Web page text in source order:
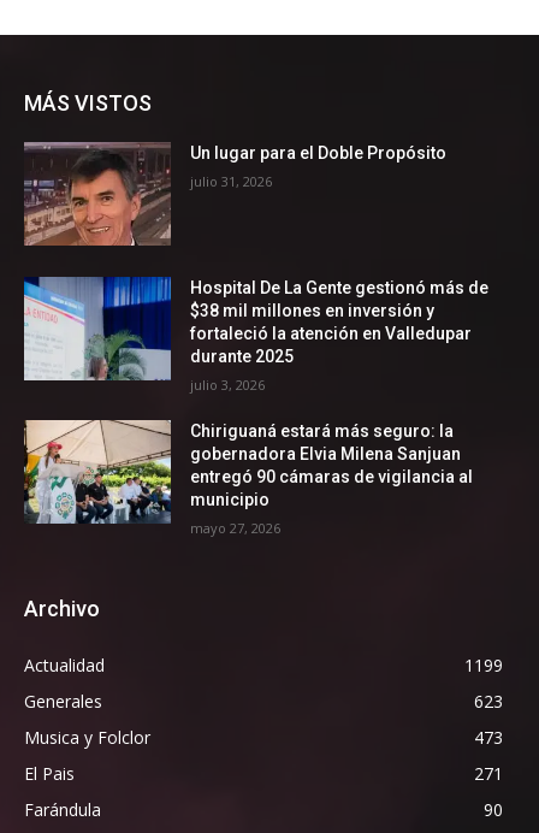
MÁS VISTOS
Un lugar para el Doble Propósito
julio 31, 2026
Hospital De La Gente gestionó más de
$38 mil millones en inversión y
fortaleció la atención en Valledupar
durante 2025
julio 3, 2026
Chiriguaná estará más seguro: la
gobernadora Elvia Milena Sanjuan
entregó 90 cámaras de vigilancia al
municipio
mayo 27, 2026
Archivo
Actualidad
1199
Generales
623
Musica y Folclor
473
El Pais
271
Farándula
90